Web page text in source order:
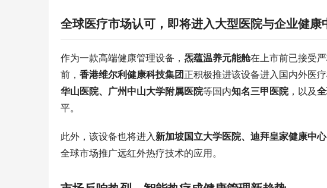
全球医疗市场认可，即将进入大型医院与企业健康
作为一款高端健康管理设备， 炁蕴温养元能舱在上市前已接受
前， 香港维尔利健康科技集团 正积极推进该设备进入国内外医
华山医院、广州中山大学附属医院等国内知名三甲医院，以及
平。
此外，该设备也将进入新加坡国立大学医院、迪拜皇家健康中
全球市场推广远红外热疗技术的应用。